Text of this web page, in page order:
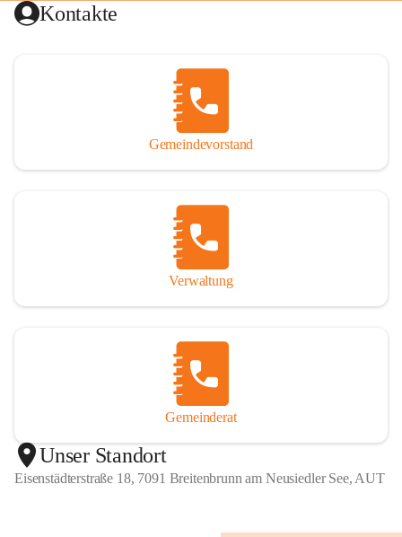
Kontakte
Gemeindevorstand
Verwaltung
Gemeinderat
Unser Standort
Eisenstädterstraße 18, 7091 Breitenbrunn am Neusiedler See, AUT